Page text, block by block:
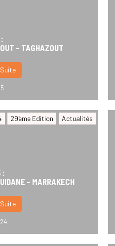
– TAGHAZOUT
29ème Edition Actualités
:
– MARRAKECH